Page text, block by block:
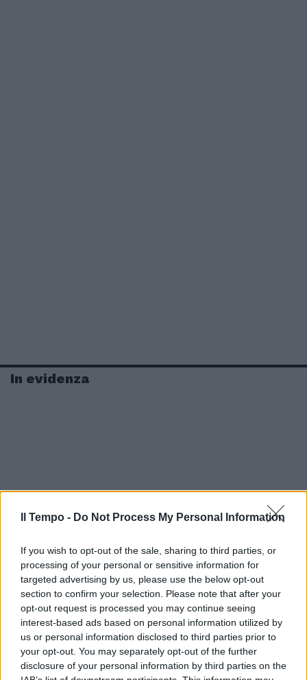
Il Tempo - Do Not Process My Personal Information
If you wish to opt-out of the sale, sharing to third parties, or
processing of your personal or sensitive information for
targeted advertising by us, please use the below opt-out
section to confirm your selection. Please note that after your
opt-out request is processed you may continue seeing
interest-based ads based on personal information utilized by
us or personal information disclosed to third parties prior to
your opt-out. You may separately opt-out of the further
disclosure of your personal information by third parties on the
In evidenza